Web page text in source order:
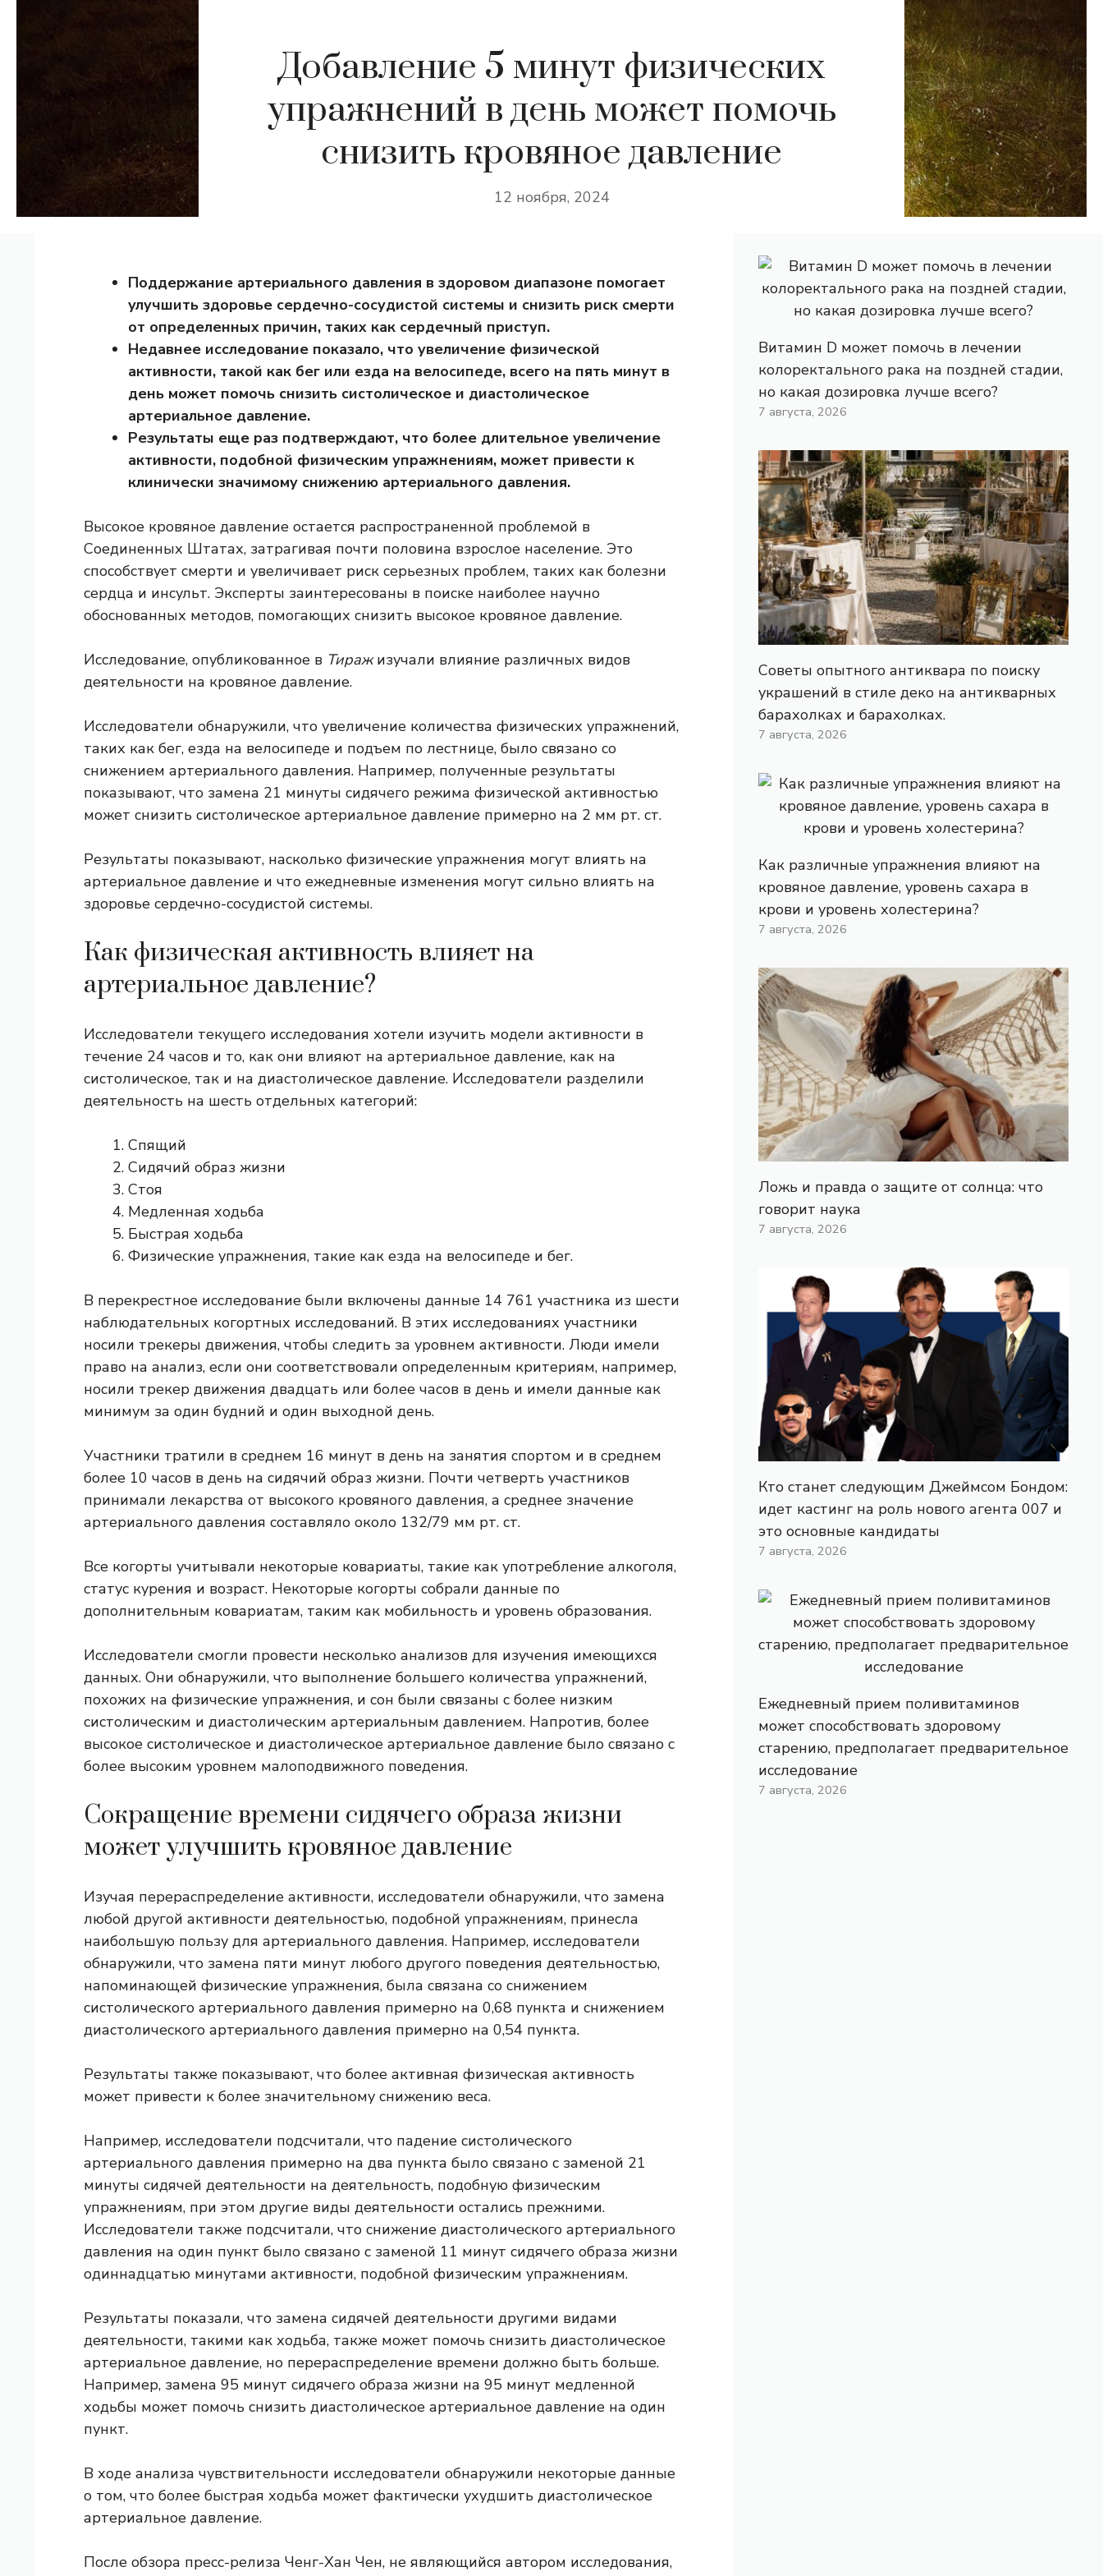
Добавление 5 минут физических
упражнений в день может помочь
снизить кровяное давление
12 ноября, 2024
Поддержание артериального давления в здоровом диапазоне помогает
улучшить здоровье сердечно-сосудистой системы и снизить риск смерти
от определенных причин, таких как сердечный приступ.
Недавнее исследование показало, что увеличение физической
активности, такой как бег или езда на велосипеде, всего на пять минут в
день может помочь снизить систолическое и диастолическое
артериальное давление.
Результаты еще раз подтверждают, что более длительное увеличение
активности, подобной физическим упражнениям, может привести к
клинически значимому снижению артериального давления.
Высокое кровяное давление остается распространенной проблемой в
Соединенных Штатах, затрагивая почти половина взрослое население. Это
способствует смерти и увеличивает риск серьезных проблем, таких как болезни
сердца и инсульт. Эксперты заинтересованы в поиске наиболее научно
обоснованных методов, помогающих снизить высокое кровяное давление.
Исследование, опубликованное в Тиражизучали влияние различных видов
деятельности на кровяное давление.
Исследователи обнаружили, что увеличение количества физических упражнений,
таких как бег, езда на велосипеде и подъем по лестнице, было связано со
снижением артериального давления. Например, полученные результаты
показывают, что замена 21 минуты сидячего режима физической активностью
может снизить систолическое артериальное давление примерно на 2 мм рт. ст.
Результаты показывают, насколько физические упражнения могут влиять на
артериальное давление и что ежедневные изменения могут сильно влиять на
здоровье сердечно-сосудистой системы.
Как физическая активность влияет на
артериальное давление?
Исследователи текущего исследования хотели изучить модели активности в
течение 24 часов и то, как они влияют на артериальное давление, как на
систолическое, так и на диастолическое давление. Исследователи разделили
деятельность на шесть отдельных категорий:
Спящий
Сидячий образ жизни
Стоя
Медленная ходьба
Быстрая ходьба
Физические упражнения, такие как езда на велосипеде и бег.
В перекрестное исследование были включены данные 14 761 участника из шести
наблюдательных когортных исследований. В этих исследованиях участники
носили трекеры движения, чтобы следить за уровнем активности. Люди имели
право на анализ, если они соответствовали определенным критериям, например,
носили трекер движения двадцать или более часов в день и имели данные как
минимум за один будний и один выходной день.
Участники тратили в среднем 16 минут в день на занятия спортом и в среднем
более 10 часов в день на сидячий образ жизни. Почти четверть участников
принимали лекарства от высокого кровяного давления, а среднее значение
артериального давления составляло около 132/79 мм рт. ст.
Все когорты учитывали некоторые ковариаты, такие как употребление алкоголя,
статус курения и возраст. Некоторые когорты собрали данные по
дополнительным ковариатам, таким как мобильность и уровень образования.
Исследователи смогли провести несколько анализов для изучения имеющихся
данных. Они обнаружили, что выполнение большего количества упражнений,
похожих на физические упражнения, и сон были связаны с более низким
систолическим и диастолическим артериальным давлением. Напротив, более
высокое систолическое и диастолическое артериальное давление было связано с
более высоким уровнем малоподвижного поведения.
Сокращение времени сидячего образа жизни
может улучшить кровяное давление
Изучая перераспределение активности, исследователи обнаружили, что замена
любой другой активности деятельностью, подобной упражнениям, принесла
наибольшую пользу для артериального давления. Например, исследователи
обнаружили, что замена пяти минут любого другого поведения деятельностью,
напоминающей физические упражнения, была связана со снижением
систолического артериального давления примерно на 0,68 пункта и снижением
диастолического артериального давления примерно на 0,54 пункта.
Результаты также показывают, что более активная физическая активность
может привести к более значительному снижению веса.
Например, исследователи подсчитали, что падение систолического
артериального давления примерно на два пункта было связано с заменой 21
минуты сидячей деятельности на деятельность, подобную физическим
упражнениям, при этом другие виды деятельности остались прежними.
Исследователи также подсчитали, что снижение диастолического артериального
давления на один пункт было связано с заменой 11 минут сидячего образа жизни
одиннадцатью минутами активности, подобной физическим упражнениям.
Результаты показали, что замена сидячей деятельности другими видами
деятельности, такими как ходьба, также может помочь снизить диастолическое
артериальное давление, но перераспределение времени должно быть больше.
Например, замена 95 минут сидячего образа жизни на 95 минут медленной
ходьбы может помочь снизить диастолическое артериальное давление на один
пункт.
В ходе анализа чувствительности исследователи обнаружили некоторые данные
о том, что более быстрая ходьба может фактически ухудшить диастолическое
артериальное давление.
После обзора пресс-релиза Ченг-Хан Чен, не являющийся автором исследования,
Витамин D может помочь в лечении
колоректального рака на поздней стадии,
но какая дозировка лучше всего?
7 августа, 2026
Советы опытного антиквара по поиску
украшений в стиле деко на антикварных
барахолках и барахолках.
7 августа, 2026
Как различные упражнения влияют на
кровяное давление, уровень сахара в
крови и уровень холестерина?
7 августа, 2026
Ложь и правда о защите от солнца: что
говорит наука
7 августа, 2026
Кто станет следующим Джеймсом Бондом:
идет кастинг на роль нового агента 007 и
это основные кандидаты
7 августа, 2026
Ежедневный прием поливитаминов
может способствовать здоровому
старению, предполагает предварительное
исследование
7 августа, 2026